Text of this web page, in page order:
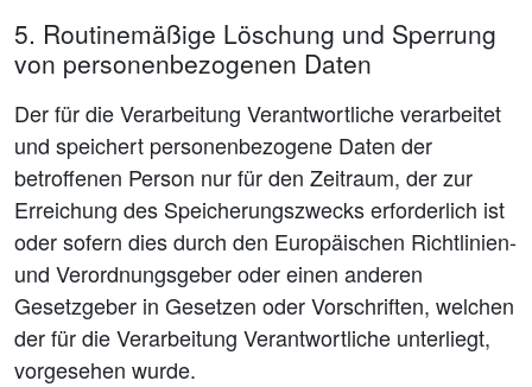
5. Routinemäßige Löschung und Sperrung
von personenbezogenen Daten
Der für die Verarbeitung Verantwortliche verarbeitet
und speichert personenbezogene Daten der
betroffenen Person nur für den Zeitraum, der zur
Erreichung des Speicherungszwecks erforderlich ist
oder sofern dies durch den Europäischen Richtlinien-
und Verordnungsgeber oder einen anderen
Gesetzgeber in Gesetzen oder Vorschriften, welchen
der für die Verarbeitung Verantwortliche unterliegt,
vorgesehen wurde.